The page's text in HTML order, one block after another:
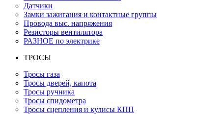
Датчики
Замки зажигания и контактные группы
Провода выс. напряжения
Резисторы вентилятора
РАЗНОЕ по электрике
ТРОСЫ
Тросы газа
Тросы дверей, капота
Тросы ручника
Тросы спидометра
Тросы сцепления и кулисы КПП